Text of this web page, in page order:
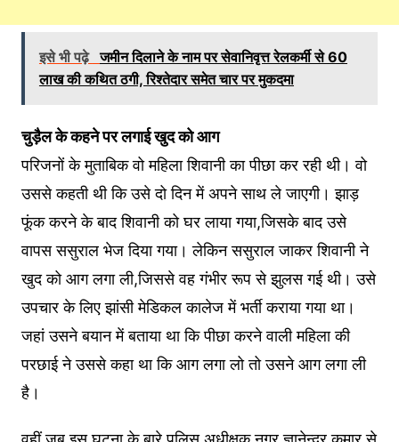
इसे भी पढ़े जमीन दिलाने के नाम पर सेवानिवृत्त रेलकर्मी से 60
लाख की कथित ठगी, रिश्तेदार समेत चार पर मुकदमा
चुड़ैल के कहने पर लगाई खुद को आग
परिजनों के मुताबिक वो महिला शिवानी का पीछा कर रही थी। वो
उससे कहती थी कि उसे दो दिन में अपने साथ ले जाएगी। झाड़
फूंक करने के बाद शिवानी को घर लाया गया,जिसके बाद उसे
वापस ससुराल भेज दिया गया। लेकिन ससुराल जाकर शिवानी ने
खुद को आग लगा ली,जिससे वह गंभीर रूप से झुलस गई थी। उसे
उपचार के लिए झांसी मेडिकल कालेज में भर्ती कराया गया था।
जहां उसने बयान में बताया था कि पीछा करने वाली महिला की
परछाई ने उससे कहा था कि आग लगा लो तो उसने आग लगा ली
है।